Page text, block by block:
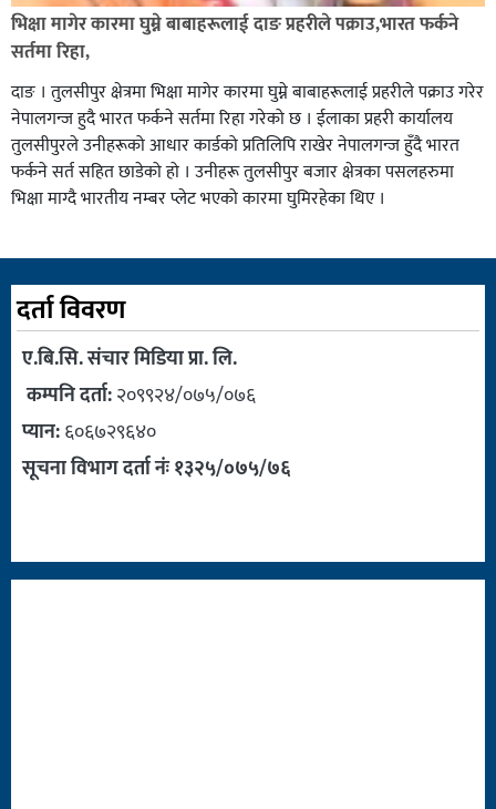
भिक्षा मागेर कारमा घुम्ने बाबाहरूलाई दाङ प्रहरीले पक्राउ,भारत फर्कने
सर्तमा रिहा,
दाङ । तुलसीपुर क्षेत्रमा भिक्षा मागेर कारमा घुम्ने बाबाहरूलाई प्रहरीले पक्राउ गरेर
नेपालगन्ज हुदै भारत फर्कने सर्तमा रिहा गरेको छ । ईलाका प्रहरी कार्यालय
तुलसीपुरले उनीहरूको आधार कार्डको प्रतिलिपि राखेर नेपालगन्ज हुँदै भारत
फर्कने सर्त सहित छाडेको हो । उनीहरू तुलसीपुर बजार क्षेत्रका पसलहरुमा
भिक्षा माग्दै भारतीय नम्बर प्लेट भएको कारमा घुमिरहेका थिए ।
दर्ता विवरण
ए.बि.सि. संचार मिडिया प्रा. लि.
कम्पनि दर्ता:२०९९२४/०७५/०७६
प्यान:६०६७२९६४०
सूचना विभाग दर्ता नंः १३२५/०७५/७६